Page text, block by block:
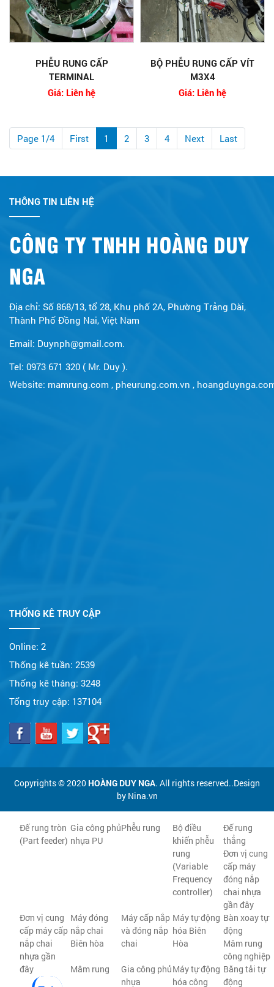
PHỄU RUNG CẤP
TERMINAL
Giá: Liên hệ
BỘ PHỄU RUNG CẤP VÍT
M3X4
Giá: Liên hệ
Page 1/4 First 1 2 3 4 Next Last
THÔNG TIN LIÊN HỆ
CÔNG TY TNHH HOÀNG DUY
NGA
Địa chỉ: Số 868/13, tổ 28, Khu phố 2A, Phường Trảng Dài,
Thành Phố Đồng Nai, Việt Nam
Email: Duynph@gmail.com.
Tel: 0973 671 320 ( Mr. Duy ).
Website: mamrung.com , pheurung.com.vn ,
THỐNG KÊ TRUY CẬP
Online: 2
Thống kê tuần: 2539
Thống kê tháng: 3248
Tổng truy cập: 137104
Copyrights © 2020 HOÀNG DUY NGA. All rights reserved..Design
by Nina.vn
Đế rung tròn
(Part feeder)
Gia công phủ
nhựa PU
Phễu rung
Bộ điều
khiển phễu
rung
(Variable
Frequency
controller)
Đế rung
thẳng
Đơn vị cung
cấp máy
đóng nắp
chai nhựa
gần đây
Đơn vị cung
cấp máy cấp
nắp chai
nhựa gần
đây
Máy đóng
nắp chai
Biên hòa
Máy cấp nắp
và đóng nắp
chai
Máy tự động
hóa Biên
Hòa
Bàn xoay tự
động
Mâm rung
công nghiệp
Mâm rung
Gia công phủ
nhựa
Máy tự động
hóa công
Băng tải tự
động